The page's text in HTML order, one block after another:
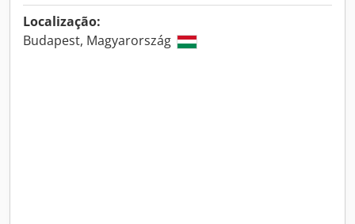
Localização:
Budapest, Magyarország